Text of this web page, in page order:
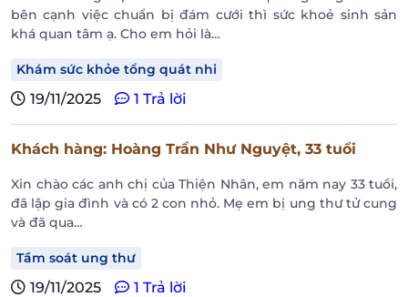
bên cạnh việc chuẩn bị đám cưới thì sức khoẻ sinh sản
khá quan tâm ạ. Cho em hỏi là…
Khám sức khỏe tổng quát nhi
19/11/2025 1 Trả lời
Khách hàng: Hoàng Trần Như Nguyệt, 33 tuổi
Xin chào các anh chị của Thiện Nhân, em năm nay 33 tuổi,
đã lập gia đình và có 2 con nhỏ. Mẹ em bị ung thư tử cung
và đã qua…
Tầm soát ung thư
19/11/2025 1 Trả lời